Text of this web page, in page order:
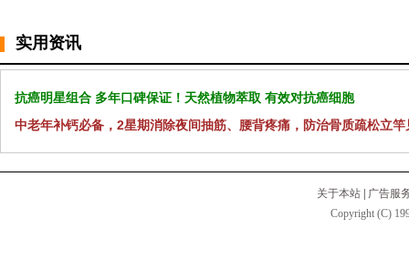
实用资讯
抗癌明星组合 多年口碑保证！天然植物萃取 有效对抗癌细胞
中老年补钙必备，2星期消除夜间抽筋、腰背疼痛，防治骨质疏松立竿
关于本站
广告服
Copyright (C)